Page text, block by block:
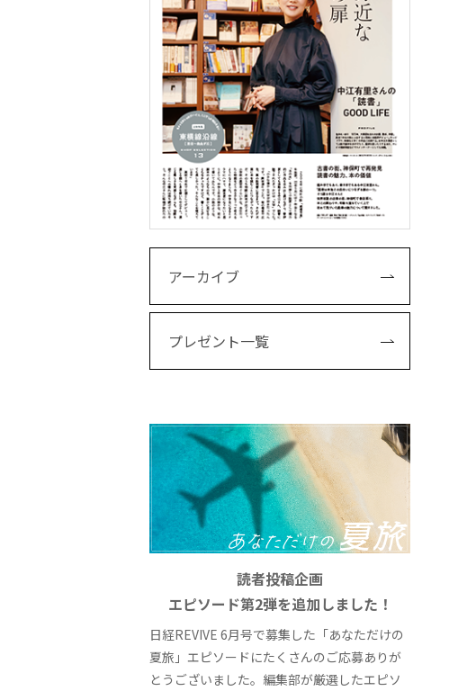
アーカイブ
プレゼント一覧
読者投稿企画
エピソード第2弾を追加しました！
日経REVIVE 6月号で募集した「あなただけの
夏旅」エピソードにたくさんのご応募ありが
とうございました。編集部が厳選したエピソ